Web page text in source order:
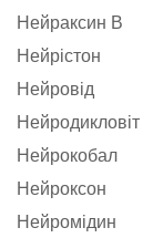
Нейраксин В
Нейрістон
Нейровід
Нейродикловіт
Нейрокобал
Нейроксон
Нейромідин